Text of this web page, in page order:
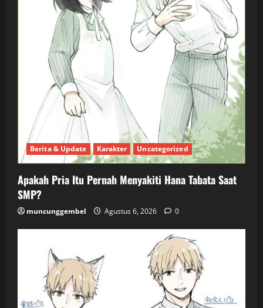
Berita & Update Karakter Uncategorized
Apakah Pria Itu Pernah Menyakiti Hana Tabata Saat
SMP?
muncunggembel Agustus 6, 2026 0